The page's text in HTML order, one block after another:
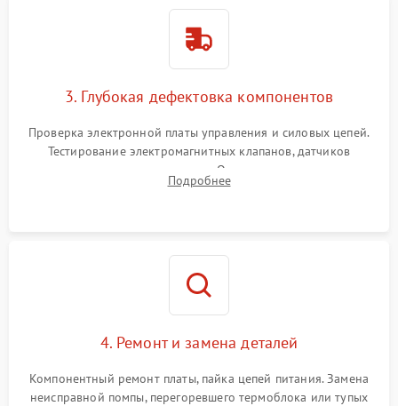
3. Глубокая дефектовка компонентов
Проверка электронной платы управления и силовых цепей.
Тестирование электромагнитных клапанов, датчиков
температуры и расходомера. Оценка степени износа
жерновов кофемолки, уплотнительных колец гидросистемы
Подробнее
4. Ремонт и замена деталей
Компонентный ремонт платы, пайка цепей питания. Замена
неисправной помпы, перегоревшего термоблока или тупых